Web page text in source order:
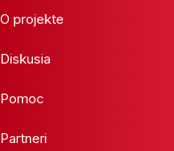
O projekte
Diskusia
Pomoc
Partneri